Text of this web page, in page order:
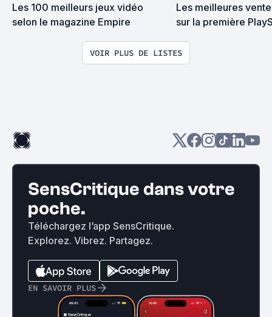
Les 100 meilleurs jeux vidéo
selon le magazine Empire
Les meilleures
sur la première
VOIR PLUS DE LISTES
SensCritique dans votre
poche.
Téléchargez l’app SensCritique.
Explorez. Vibrez. Partagez.
EN SAVOIR PLUS